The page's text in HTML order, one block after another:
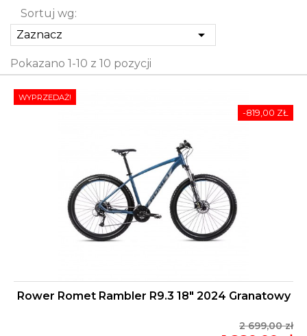
Sortuj wg:
Zaznacz

Pokazano 1-10 z 10 pozycji
Rower Romet Rambler R9.3 18" 2024 Granatowy
2 699,00 zł
WYPRZEDAŻ!
-819,00 ZŁ